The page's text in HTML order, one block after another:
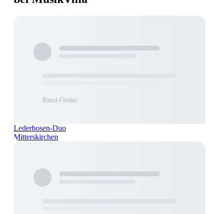
Lederhosen-Duo
Mitterskirchen